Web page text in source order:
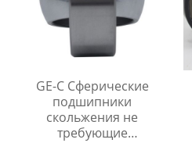
GE-C Сферические
подшипники
скольжения не
требующие